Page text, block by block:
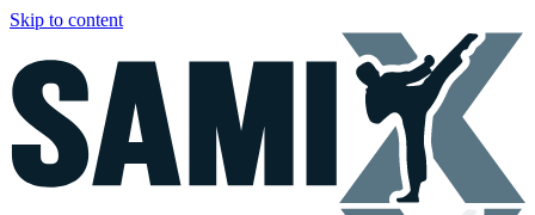
Skip to content